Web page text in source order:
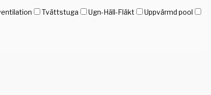
Tvättstuga Ugn-Häll-Fläkt
Uppvärmd pool